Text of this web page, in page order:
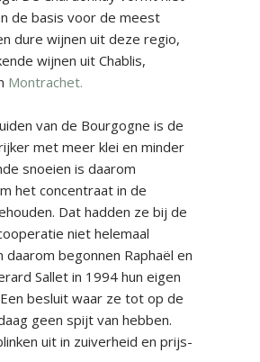
de basis voor de meest
dure wijnen uit deze regio,
wijnen uit Chablis,
Montrachet.
van de Bourgogne is de
met meer klei en minder
snoeien is daarom
het concentraat in de
Dat hadden ze bij de
niet helemaal
daarom begonnen Raphaël en
Sallet in 1994 hun eigen
besluit waar ze tot op de
geen spijt van hebben.
uit in zuiverheid en prijs-